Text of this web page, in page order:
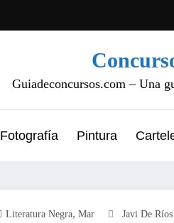
Guiadeconcursos.com – Una
Fotografía Pintura
Literatura Negra, Mar Javi De Ríos